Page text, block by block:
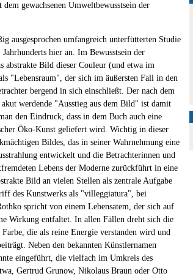
gewachsenen Umweltbewusstsein der
ausgesprochen umfangreich unterfütterten Studie
hier an. Im Bewusstsein der
abstrakte Bild dieser Couleur (und etwa im
"Lebensraum", der sich im äußersten Fall in den
bergend in sich einschließt. Der nach dem
werdende "Ausstieg aus dem Bild" ist damit
den Eindruck, dass in dem Buch auch eine
Öko-Kunst geliefert wird. Wichtig in dieser
Bildes, das in seiner Wahrnehmung eine
entwickelt und die Betrachterinnen und
Lebens der Moderne zurückführt in eine
Bild an vielen Stellen als zentrale Aufgabe
des Kunstwerks als "villeggiatura", bei
spricht von einem Lebensatem, der sich auf
Wirkung entfaltet. In allen Fällen dreht sich die
die als reine Energie verstanden wird und
Neben den bekannten Künstlernamen
eingeführt, die vielfach im Umkreis des
Gertrud Grunow, Nikolaus Braun oder Otto